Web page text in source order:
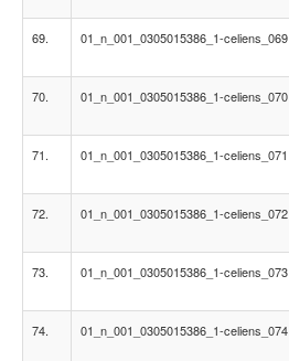
69. 01_n_001_0305015386_1-celiens_069
70. 01_n_001_0305015386_1-celiens_070
71. 01_n_001_0305015386_1-celiens_071
72. 01_n_001_0305015386_1-celiens_072
73. 01_n_001_0305015386_1-celiens_073
74. 01_n_001_0305015386_1-celiens_074